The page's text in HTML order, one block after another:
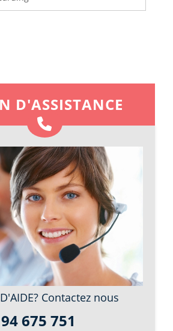
D'ASSISTANCE
Contactez nous
94 675 751